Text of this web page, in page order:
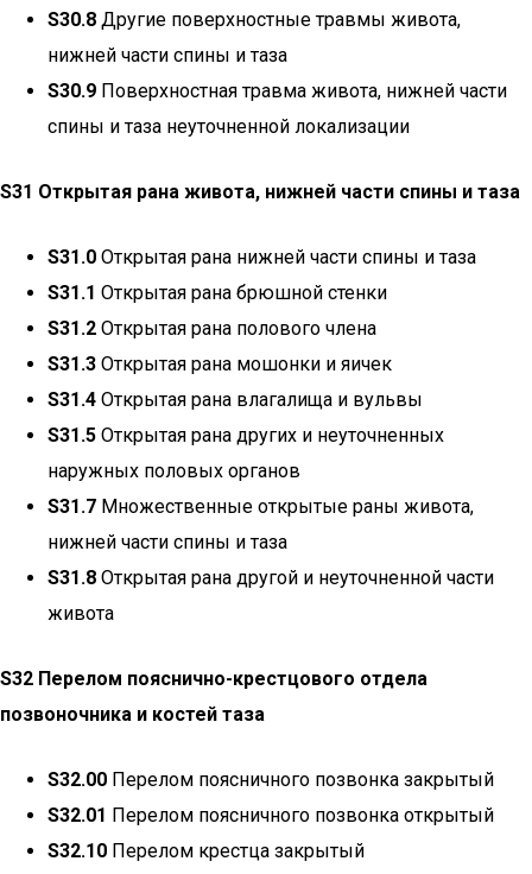
S30.8 Другие поверхностные травмы живота,
нижней части спины и таза
S30.9 Поверхностная травма живота, нижней части
спины и таза неуточненной локализации
S31 Открытая рана живота, нижней части спины и таза
S31.0 Открытая рана нижней части спины и таза
S31.1 Открытая рана брюшной стенки
S31.2 Открытая рана полового члена
S31.3 Открытая рана мошонки и яичек
S31.4 Открытая рана влагалища и вульвы
S31.5 Открытая рана других и неуточненных
наружных половых органов
S31.7 Множественные открытые раны живота,
нижней части спины и таза
S31.8 Открытая рана другой и неуточненной части
живота
S32 Перелом пояснично-крестцового отдела
позвоночника и костей таза
S32.00 Перелом поясничного позвонка закрытый
S32.01 Перелом поясничного позвонка открытый
S32.10 Перелом крестца закрытый